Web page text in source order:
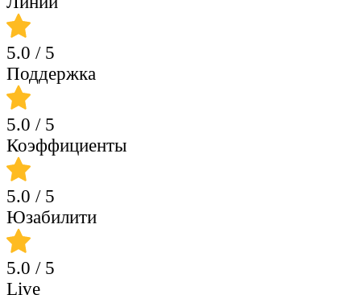
5.0 / 5
Поддержка
5.0 / 5
Коэффициенты
5.0 / 5
Юзабилити
5.0 / 5
Live